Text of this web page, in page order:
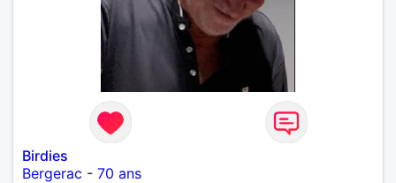
Birdies
Bergerac - 70 ans